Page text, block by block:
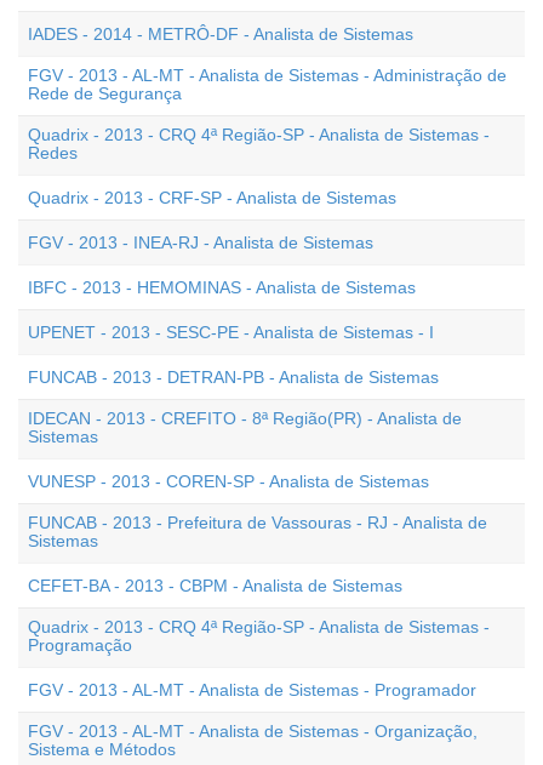
IADES - 2014 - METRÔ-DF - Analista de Sistemas
FGV - 2013 - AL-MT - Analista de Sistemas - Administração de
Rede de Segurança
Quadrix - 2013 - CRQ 4ª Região-SP - Analista de Sistemas -
Redes
Quadrix - 2013 - CRF-SP - Analista de Sistemas
FGV - 2013 - INEA-RJ - Analista de Sistemas
IBFC - 2013 - HEMOMINAS - Analista de Sistemas
UPENET - 2013 - SESC-PE - Analista de Sistemas - I
FUNCAB - 2013 - DETRAN-PB - Analista de Sistemas
IDECAN - 2013 - CREFITO - 8ª Região(PR) - Analista de
Sistemas
VUNESP - 2013 - COREN-SP - Analista de Sistemas
FUNCAB - 2013 - Prefeitura de Vassouras - RJ - Analista de
Sistemas
CEFET-BA - 2013 - CBPM - Analista de Sistemas
Quadrix - 2013 - CRQ 4ª Região-SP - Analista de Sistemas -
Programação
FGV - 2013 - AL-MT - Analista de Sistemas - Programador
FGV - 2013 - AL-MT - Analista de Sistemas - Organização,
Sistema e Métodos